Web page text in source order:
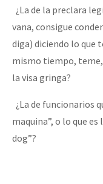
¿La de la preclara
vana, consigue
diga) diciendo lo que
mismo tiempo,
la visa gringa?
¿La de funcionarios
maquina”, o lo que
dog”?